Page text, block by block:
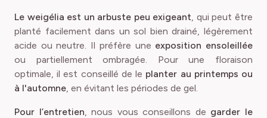
Le weigélia est un arbuste peu exigeant, qui peut être
planté facilement dans un sol bien drainé, légèrement
acide ou neutre. Il préfère une exposition ensoleillée
ou partiellement ombragée. Pour une floraison
optimale, il est conseillé de le planter au printemps ou
à l'automne, en évitant les périodes de gel.
Pour l’entretien, nous vous conseillons de garder le